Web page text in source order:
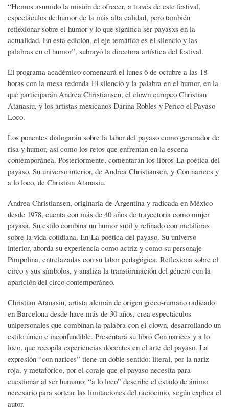
“Hemos asumido la misión de ofrecer, a través de este festival,
espectáculos de humor de la más alta calidad, pero también
reflexionar sobre el humor y lo que significa ser payasxs en la
actualidad. En esta edición, el eje temático es el silencio y las
palabras en el humor”, subrayó la directora artística del festival.
El programa académico comenzará el lunes 6 de octubre a las 18
horas con la mesa redonda El silencio y la palabra en el humor, en la
que participarán Andrea Christiansen, el clown europeo Christian
Atanasiu, y los artistas mexicanos Darina Robles y Perico el Payaso
Loco.
Los ponentes dialogarán sobre la labor del payaso como generador de
risa y humor, así como los retos que enfrentan en la escena
contemporánea. Posteriormente, comentarán los libros La poética del
payaso. Su universo interior, de Andrea Christiansen, y Con narices y
a lo loco, de Christian Atanasiu.
Andrea Christiansen, originaria de Argentina y radicada en México
desde 1978, cuenta con más de 40 años de trayectoria como mujer
payasa. Su estilo combina un humor sutil y refinado con metáforas
sobre la vida cotidiana. En La poética del payaso. Su universo
interior, aborda su experiencia como actriz y como su personaje
Pimpolina, entrelazadas con su labor pedagógica. Reflexiona sobre el
circo y sus símbolos, y analiza la transformación del género con la
aparición del circo contemporáneo.
Christian Atanasiu, artista alemán de origen greco-rumano radicado
en Barcelona desde hace más de 30 años, crea espectáculos
unipersonales que combinan la palabra con el clown, desarrollando un
estilo único e inconfundible. Presentará su libro Con narices y a lo
loco, que recopila experiencias docentes en el arte del payaso. La
expresión “con narices” tiene un doble sentido: literal, por la nariz
roja, y metafórico, por el coraje que el payaso necesita para
cuestionar al ser humano; “a lo loco” describe el estado de ánimo
necesario para sortear las limitaciones del raciocinio, según explica el
autor.